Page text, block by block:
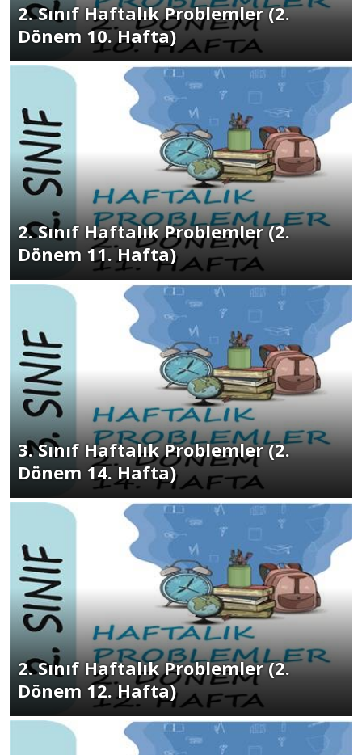
2. Sınıf Haftalık Problemler (2.
Dönem 10. Hafta)
2. Sınıf Haftalık Problemler (2.
Dönem 11. Hafta)
3. Sınıf Haftalık Problemler (2.
Dönem 14. Hafta)
2. Sınıf Haftalık Problemler (2.
Dönem 12. Hafta)